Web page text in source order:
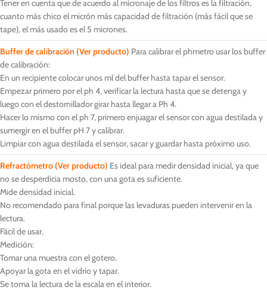
Tener en cuenta que de acuerdo al micronaje de los filtros es la filtración,
cuanto más chico el micrón más capacidad de filtración (más fácil que se
tape), el más usado es el 5 micrones.
Buffer de calibración (Ver producto) Para calibrar el phmetro usar los buffer
de calibración:
En un recipiente colocar unos ml del buffer hasta tapar el sensor.
Empezar primero por el ph 4, verificar la lectura hasta que se detenga y
luego con el destornillador girar hasta llegar a Ph 4.
Hacer lo mismo con el ph 7, primero enjuagar el sensor con agua destilada y
sumergir en el buffer pH 7 y calibrar.
Limpiar con agua destilada el sensor, sacar y guardar hasta próximo uso.
Refractómetro (Ver producto) Es ideal para medir densidad inicial, ya que
no se desperdicia mosto, con una gota es suficiente.
Mide densidad inicial.
No recomendado para final porque las levaduras pueden intervenir en la
lectura.
Fácil de usar.
Medición:
Tomar una muestra con el gotero.
Apoyar la gota en el vidrio y tapar.
Se toma la lectura de la escala en el interior.